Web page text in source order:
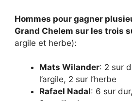
Hommes pour gagner
Grand Chelem sur les trois
argile et herbe):
Mats Wilander: 2 sur
l’argile, 2 sur l’herbe
Rafael Nadal: 6 sur